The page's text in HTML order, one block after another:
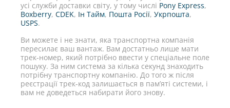
усі служби доставки світу, у тому числі Pony Express,
Boxberry, CDEK, Ін Тайм, Пошта Росії, Укрпошта,
USPS.
Ви можете і не знати, яка транспортна компанія
пересилає ваш вантаж. Вам достатньо лише мати
трек-номер, який потрібно ввести у спеціальне поле
пошуку. За ним система за кілька секунд знаходить
потрібну транспортну компанію. До того ж після
реєстрації трек-код залишається в пам’яті системи, і
вам не доведеться набирати його знову.